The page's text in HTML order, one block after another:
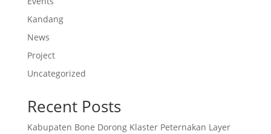
Kandang
News
Project
Uncategorized
Recent Posts
Kabupaten Bone Dorong Klaster Peternakan Layer